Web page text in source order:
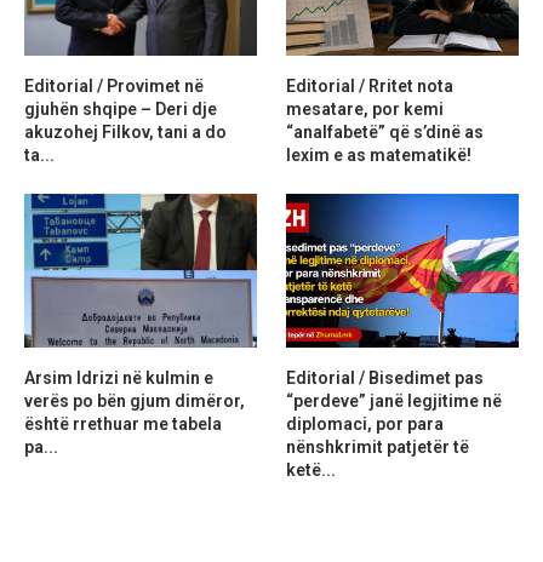
Editorial / Provimet në
gjuhën shqipe – Deri dje
akuzohej Filkov, tani a do
ta...
Editorial / Rritet nota
mesatare, por kemi
“analfabetë” që s’dinë as
lexim e as matematikë!
Arsim Idrizi në kulmin e
verës po bën gjum dimëror,
është rrethuar me tabela
pa...
Editorial / Bisedimet pas
“perdeve” janë legjitime në
diplomaci, por para
nënshkrimit patjetër të
ketë...